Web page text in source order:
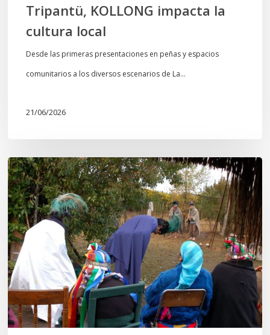
Tripantü, KOLLONG impacta la
cultura local
Desde las primeras presentaciones en peñas y espacios
comunitarios a los diversos escenarios de La…
21/06/2026
Conmemoración
del
Wiñoy
Tripantü
y
la
Sociedad
Mapuche
Ancestral